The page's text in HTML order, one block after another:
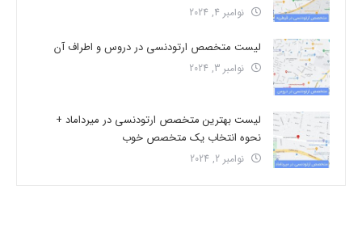
نوامبر 4, 2024
لیست متخصص ارتودنسی در دروس و اطراف آن
نوامبر 3, 2024
لیست بهترین متخصص ارتودنسی در میرداماد +
نحوه انتخاب یک متخصص خوب
نوامبر 2, 2024